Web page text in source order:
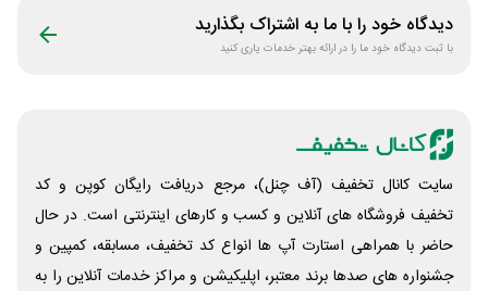
دیدگاه خود را با ما به اشتراک بگذارید
با ثبت دیدگاه خود ما را در ارائه بهتر خدمات یاری کنید
سایت کانال تخفیف (آف چنل)، مرجع دریافت رایگان کوپن و کد
تخفیف فروشگاه های آنلاین و کسب و‌ کارهای اینترنتی است. در حال
حاضر با همراهی استارت آپ ها انواع کد تخفیف، مسابقه، کمپین و
جشنواره های صدها برند معتبر، اپلیکیشن و مراکز خدمات آنلاین را به